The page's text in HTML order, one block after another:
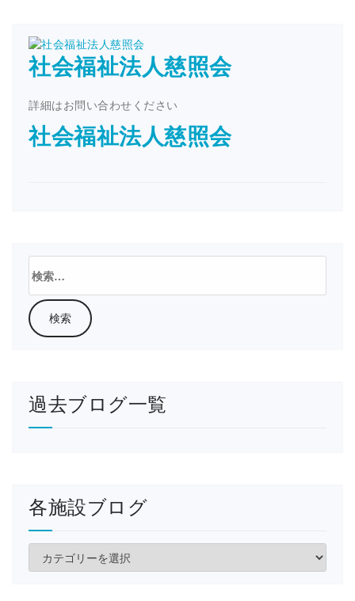
社会福祉法人慈照会
詳細はお問い合わせください
社会福祉法人慈照会
索:
過去ブログ一覧
各施設ブログ
施